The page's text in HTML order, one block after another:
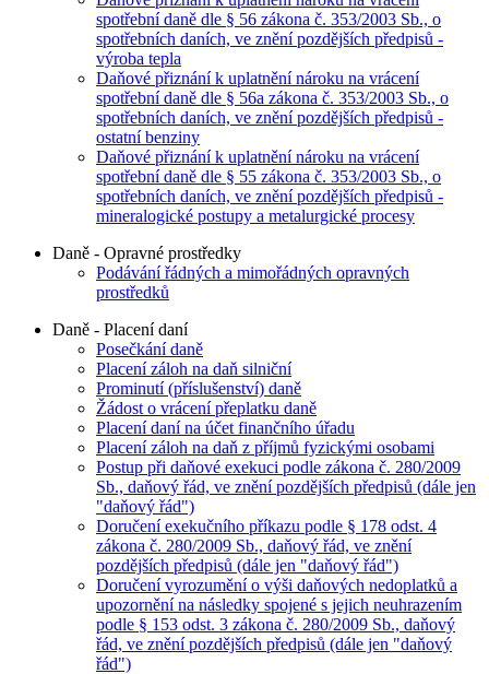
spotřební daně dle § 56 zákona č. 353/2003 Sb., o
spotřebních daních, ve znění pozdějších předpisů -
výroba tepla
Daňové přiznání k uplatnění nároku na vrácení
spotřební daně dle § 56a zákona č. 353/2003 Sb., o
spotřebních daních, ve znění pozdějších předpisů -
ostatní benziny
Daňové přiznání k uplatnění nároku na vrácení
spotřební daně dle § 55 zákona č. 353/2003 Sb., o
spotřebních daních, ve znění pozdějších předpisů -
mineralogické postupy a metalurgické procesy
Daně - Opravné prostředky
Podávání řádných a mimořádných opravných
prostředků
Daně - Placení daní
Posečkání daně
Placení záloh na daň silniční
Prominutí (příslušenství) daně
Žádost o vrácení přeplatku daně
Placení daní na účet finančního úřadu
Placení záloh na daň z příjmů fyzickými osobami
Postup při daňové exekuci podle zákona č. 280/2009
Sb., daňový řád, ve znění pozdějších předpisů (dále jen
"daňový řád")
Doručení exekučního příkazu podle § 178 odst. 4
zákona č. 280/2009 Sb., daňový řád, ve znění
pozdějších předpisů (dále jen "daňový řád")
Doručení vyrozumění o výši daňových nedoplatků a
upozornění na následky spojené s jejich neuhrazením
podle § 153 odst. 3 zákona č. 280/2009 Sb., daňový
řád, ve znění pozdějších předpisů (dále jen "daňový
řád")